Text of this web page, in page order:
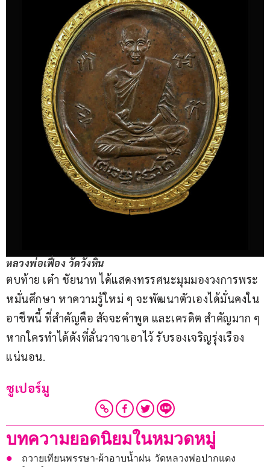
หลวงพ่อเฟื่อง วัดวังหิน
ตบท้าย เต๋า ชัยนาท ได้แสดงทรรศนะมุมมองวงการพระ
หมั่นศึกษา หาความรู้ใหม่ ๆ จะพัฒนาตัวเองได้มั่นคงใน
อาชีพนี้ ที่สำคัญคือ สัจจะคำพูด และเครดิต สำคัญมาก ๆ
หากใครทำได้ดังที่ลั่นวาจาเอาไว้ รับรองเจริญรุ่งเรือง
แน่นอน.
ซูเปอร์มู
บทความยอดนิยมในหมวดหมู่
ถวายเทียนพรรษา-ผ้าอาบน้ำฝน วัดหลวงพ่อปากแดง